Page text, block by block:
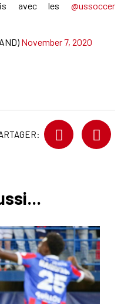
avec les
@ussoccer
November 7, 2020